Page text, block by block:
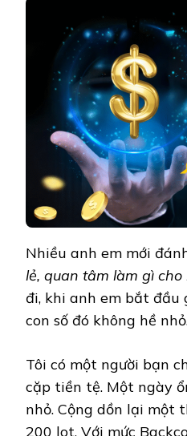
Nhiều anh em mới
lẻ, quan tâm làm gì cho
đi, khi anh em bắt đầu
con số đó không hề
Tôi có một người bạn
cặp tiền tệ. Một ngày
nhỏ. Cộng dồn lại một
200 lot. Với mức